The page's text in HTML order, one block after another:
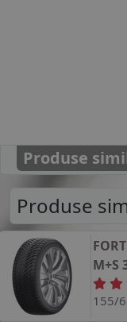
Produse
Produse
M+S
155/